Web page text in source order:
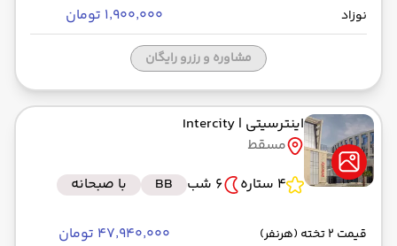
نوزاد ۱٬۹۰۰٬۰۰۰ تومان
مشاوره و رزرو رایگان
اینترسیتی | Intercity
مسقط
4 ستاره
6 شب BB با صبحانه
قیمت 2 تخته (هرنفر) ۴۷٬۹۴۰٬۰۰۰ تومان